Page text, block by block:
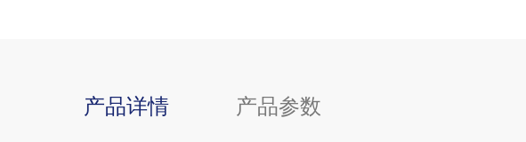
产品详情 产品参数